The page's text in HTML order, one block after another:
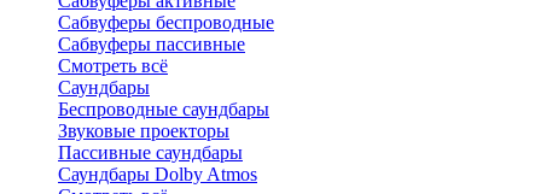
Сабвуферы беспроводные
Сабвуферы пассивные
Смотреть всё
Саундбары
Беспроводные саундбары
Звуковые проекторы
Пассивные саундбары
Саундбары Dolby Atmos